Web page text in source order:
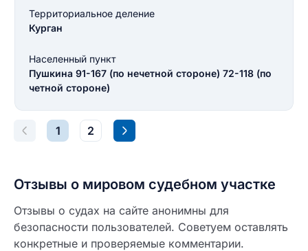
Территориальное деление
Курган
Населенный пункт
Пушкина 91-167 (по нечетной стороне) 72-118 (по
четной стороне)
1 2
Отзывы о мировом судебном участке
Отзывы о судах на сайте анонимны для
безопасности пользователей. Советуем оставлять
конкретные и проверяемые комментарии.
0/500
разрешить публикацию отзыва
Введите свой номер телефона
Ответ на отзыв
0/500
ОСТАВИТЬ ОТЗЫВ
Название населенного пункта